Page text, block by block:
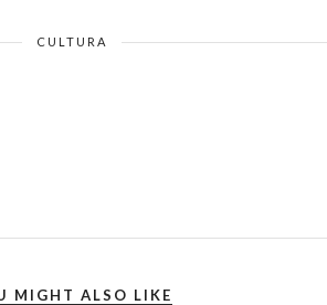
CULTURA
MIGHT ALSO LIKE